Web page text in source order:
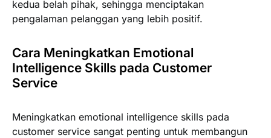
kedua belah pihak, sehingga menciptakan
pengalaman pelanggan yang lebih positif.
Cara Meningkatkan Emotional
Intelligence Skills pada Customer
Service
Meningkatkan emotional intelligence skills pada
customer service sangat penting untuk membangun